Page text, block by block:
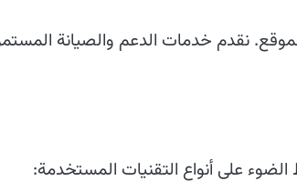
للموقع. نقدم خدمات الدعم والصيانة
على أنواع التقنيات المستخدمة: